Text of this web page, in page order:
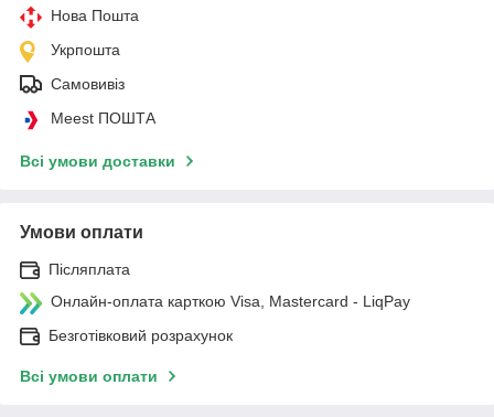
Нова Пошта
Укрпошта
Самовивіз
Meest ПОШТА
Всі умови доставки
Умови оплати
Післяплата
Онлайн-оплата карткою Visa, Mastercard - LiqPay
Безготівковий розрахунок
Всі умови оплати